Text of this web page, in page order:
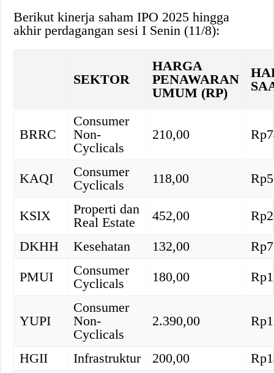
Berikut kinerja saham IPO 2025 hingga
akhir perdagangan sesi I Senin (11/8):
SEKTOR
HARGA
PENAWARAN
UMUM (RP)
BRRC
Consumer
Non-
Cyclicals
210,00
KAQI
Consumer
Cyclicals
118,00
KSIX
Properti dan
Real Estate
452,00
DKHH
Kesehatan 132,00
PMUI
Consumer
Cyclicals
180,00
YUPI
Consumer
Non-
Cyclicals
2.390,00
HGII Infrastruktur 200,00